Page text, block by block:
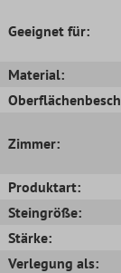
Geeignet für:
Material:
Zimmer:
Produktart:
Steingröße:
Stärke:
Verlegung als: